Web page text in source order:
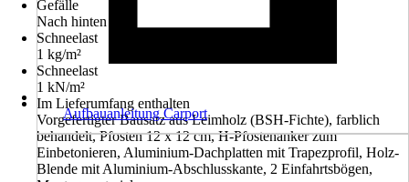
Gefälle
Nach hinten
Schneelast
1 kg/m²
Schneelast
1 kN/m²
Im Lieferumfang enthalten
Vorgefertigter Bausatz aus Leimholz (BSH-Fichte), farblich
behandelt, Pfosten 12 x 12 cm, H-Pfostenanker zum
Einbetonieren, Aluminium-Dachplatten mit Trapezprofil, Holz-
Blende mit Aluminium-Abschlusskante, 2 Einfahrtsbögen,
Aufbauanleitung Carport